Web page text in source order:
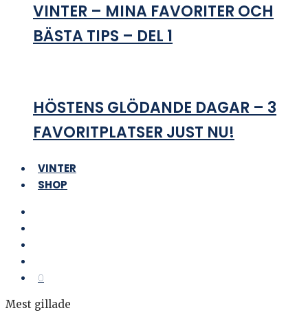
VINTER – MINA FAVORITER OCH
BÄSTA TIPS – DEL 1
HÖSTENS GLÖDANDE DAGAR – 3
FAVORITPLATSER JUST NU!
VINTER
SHOP
0
Mest gillade